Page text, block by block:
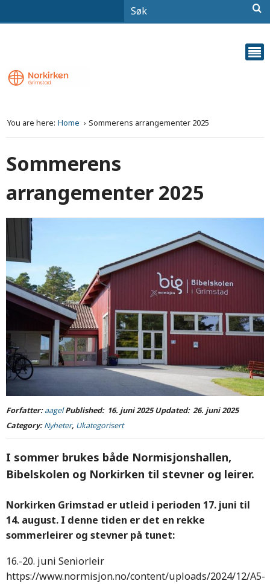
You are here: Home Sommerens arrangementer 2025
Sommerens
arrangementer 2025
Forfatter:aagelPublished: 16. juni 2025Updated: 26. juni 2025
Category:Nyheter, Ukategorisert
I sommer brukes både Normisjonshallen,
Bibelskolen og Norkirken til stevner og leirer.
Norkirken Grimstad er utleid i perioden 17. juni til
14. august. I denne tiden er det en rekke
sommerleirer og stevner på tunet:
16.-20. juni Seniorleir
https://www.normisjon.no/content/uploads/2024/12/A5-